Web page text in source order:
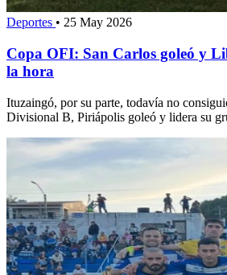
Deportes • 25 May 2026
Copa OFI: San Carlos goleó y
la hora
Ituzaingó, por su parte, todavía no
Divisional B, Piriápolis goleó y lidera su